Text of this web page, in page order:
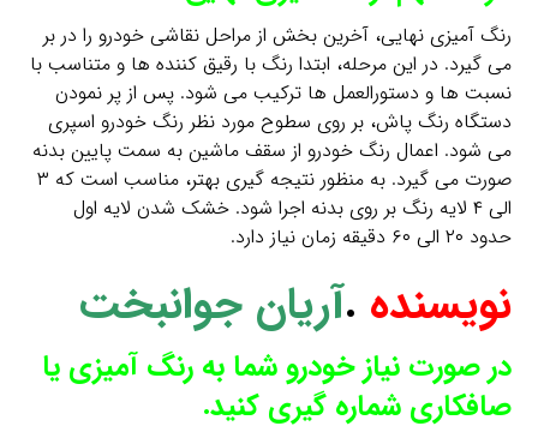
رنگ آمیزی نهایی، آخرین بخش از مراحل نقاشی خودرو را در بر
می گیرد. در این مرحله، ابتدا رنگ با رقیق کننده ها و متناسب با
نسبت ها و دستورالعمل ها ترکیب می شود. پس از پر نمودن
دستگاه رنگ پاش، بر روی سطوح مورد نظر رنگ خودرو اسپری
می شود. اعمال رنگ خودرو از سقف ماشین به سمت پایین بدنه
صورت می گیرد. به منظور نتیجه گیری بهتر، مناسب است که ۳
الی ۴ لایه رنگ بر روی بدنه اجرا شود. خشک شدن لایه اول
حدود ۲۰ الی ۶۰ دقیقه زمان نیاز دارد.
نویسنده .آریان جوانبخت
در صورت نیاز خودرو شما به رنگ آمیزی یا
صافکاری شماره گیری کنید.